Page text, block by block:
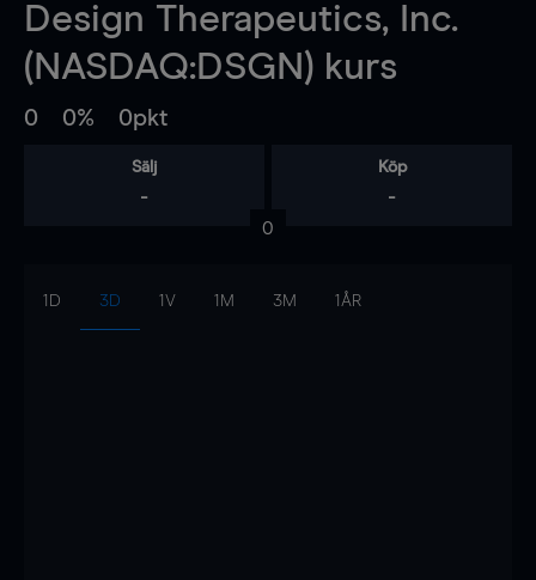
Design Therapeutics, Inc.
(NASDAQ:DSGN) kurs
0 0% 0pkt
Sälj
-
Köp
-
0
1D 3D 1V 1M 3M 1ÅR